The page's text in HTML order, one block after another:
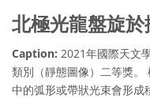
北極光龍盤旋
Caption: 2021年國際天文
類別（靜態圖像）二等獎
中的弧形或帶狀光束會形成